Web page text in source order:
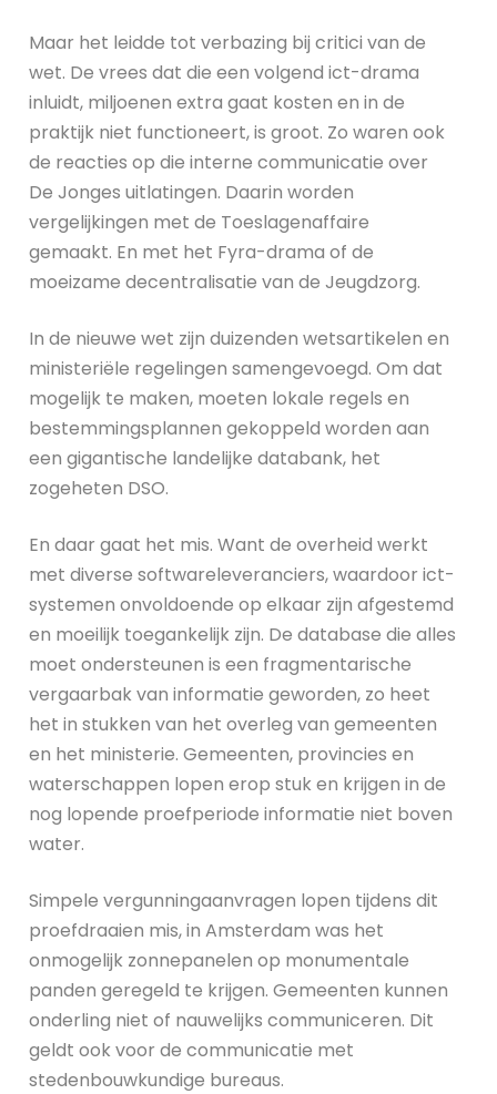
Maar het leidde tot verbazing bij critici van de
wet. De vrees dat die een volgend ict-drama
inluidt, miljoenen extra gaat kosten en in de
praktijk niet functioneert, is groot. Zo waren ook
de reacties op die interne communicatie over
De Jonges uitlatingen. Daarin worden
vergelijkingen met de Toeslagenaffaire
gemaakt. En met het Fyra-drama of de
moeizame decentralisatie van de Jeugdzorg.
In de nieuwe wet zijn duizenden wetsartikelen en
ministeriële regelingen samengevoegd. Om dat
mogelijk te maken, moeten lokale regels en
bestemmingsplannen gekoppeld worden aan
een gigantische landelijke databank, het
zogeheten DSO.
En daar gaat het mis. Want de overheid werkt
met diverse softwareleveranciers, waardoor ict-
systemen onvoldoende op elkaar zijn afgestemd
en moeilijk toegankelijk zijn. De database die alles
moet ondersteunen is een fragmentarische
vergaarbak van informatie geworden, zo heet
het in stukken van het overleg van gemeenten
en het ministerie. Gemeenten, provincies en
waterschappen lopen erop stuk en krijgen in de
nog lopende proefperiode informatie niet boven
water.
Simpele vergunningaanvragen lopen tijdens dit
proefdraaien mis, in Amsterdam was het
onmogelijk zonnepanelen op monumentale
panden geregeld te krijgen. Gemeenten kunnen
onderling niet of nauwelijks communiceren. Dit
geldt ook voor de communicatie met
stedenbouwkundige bureaus.